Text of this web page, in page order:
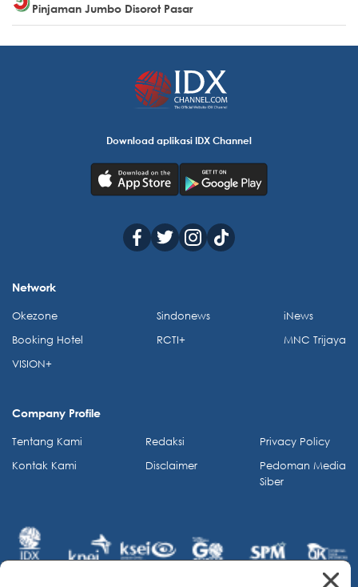
Pinjaman Jumbo Disorot Pasar
Download aplikasi IDX Channel
Network
Okezone
Booking Hotel
VISION+
Sindonews
RCTI+
iNews
MNC Trijaya
Company Profile
Tentang Kami
Kontak Kami
Redaksi
Disclaimer
Privacy Policy
Pedoman Media
Siber